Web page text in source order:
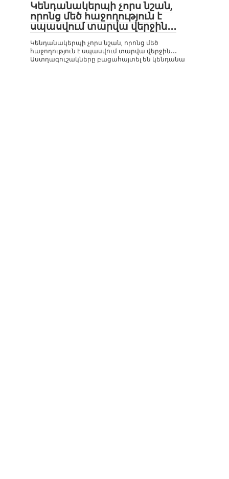
Կենդանակերպի չորս նշան,
որոնց մեծ հաջողություն է
սպասվում տարվա վերջին․․․
Կենդանակերպի չորս նշան, որոնց մեծ
հաջողություն է սպասվում տարվա վերջին․․․
Աստղագուշակները բացահայտել են կենդանա